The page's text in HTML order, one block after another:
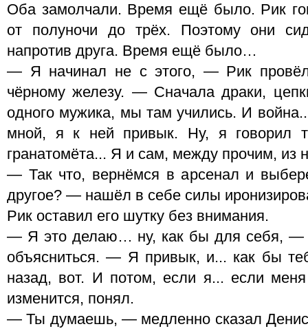
Оба замолчали. Время ещё было. Рик
от полуночи до трёх. Поэтому они
напротив друга. Время ещё было…
— Я начинал не с этого, — Рик
чёрному железу. — Сначала драки,
одного мужика, мы там учились. И
мной, я к ней привык. Ну, я говорил
гранатомёта... Я и сам, между прочим, из
— Так что, вернёмся в арсенал и
другое? — нашёл в себе силы
Рик оставил его шутку без внимания.
— Я это делаю… ну, как бы для себя, —
объясниться. — Я привык, и... как бы
назад, вот. И потом, если я... если
изменится, понял.
— Ты думаешь, — медленно сказал